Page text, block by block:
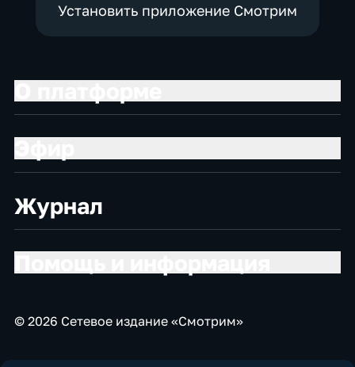
Установить приложение Смотрим
Журнал
© 2026 Сетевое издание «Смотрим»